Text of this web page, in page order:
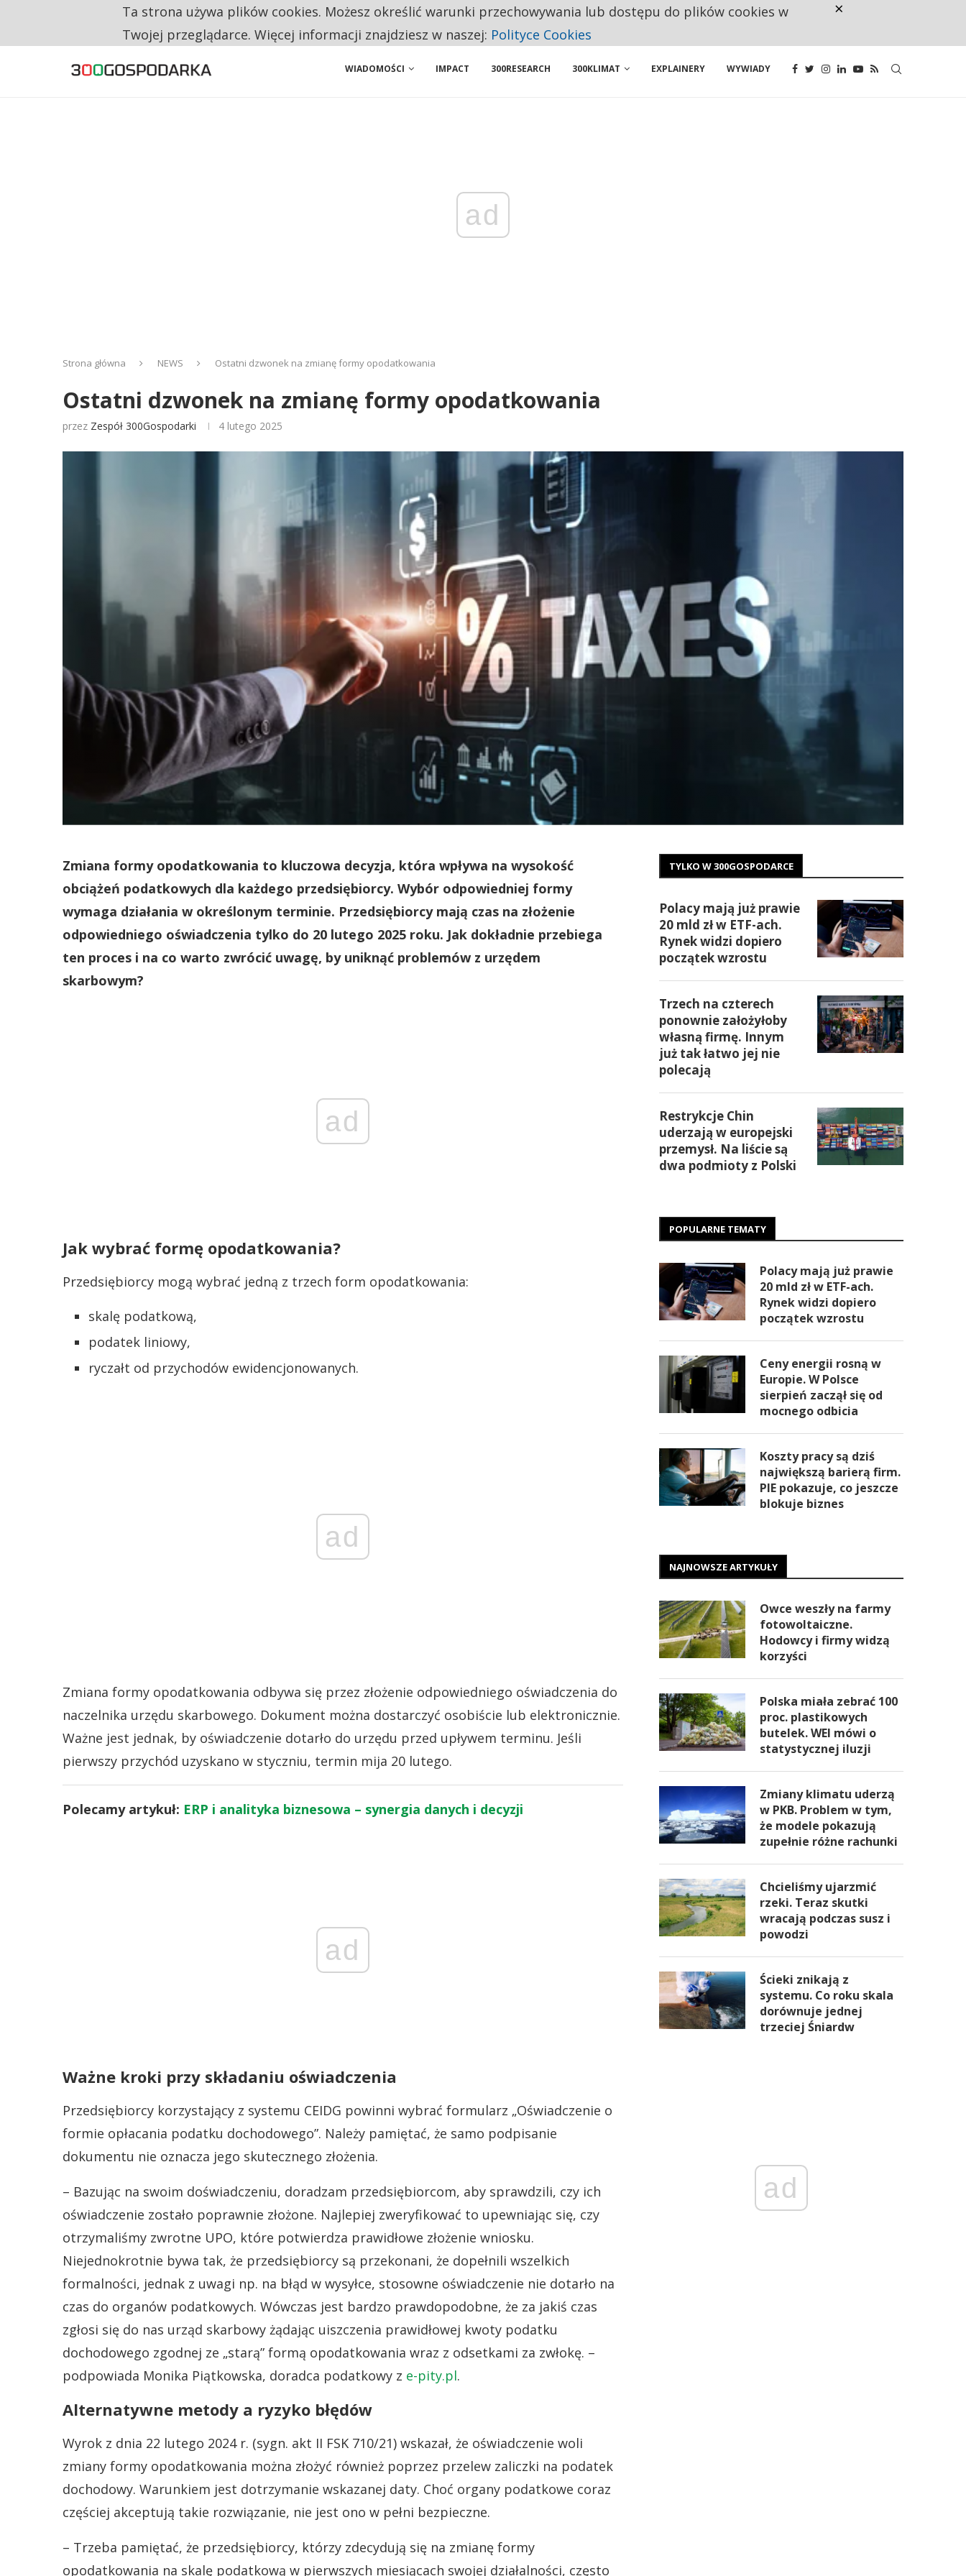
RESTRYKCJE CHIN UDERZAJĄ W EUROPEJSKI PRZEMYSŁ. NA LIŚCIE SĄ DWA PODMIOTY Z POLSKI
WIADOMOŚCI IMPACT 300RESEARCH 300KLIMAT EXPLAINERY WYWIADY
ad
Strona główna NEWS Ostatni dzwonek na zmianę formy opodatkowania
Ostatni dzwonek na zmianę formy opodatkowania
przez Zespół 300Gospodarki 4 lutego 2025
Zmiana formy opodatkowania to kluczowa decyzja, która wpływa na wysokość
obciążeń podatkowych dla każdego przedsiębiorcy. Wybór odpowiedniej formy
wymaga działania w określonym terminie. Przedsiębiorcy mają czas na złożenie
odpowiedniego oświadczenia tylko do 20 lutego 2025 roku. Jak dokładnie przebiega
ten proces i na co warto zwrócić uwagę, by uniknąć problemów z urzędem
skarbowym?
ad
Jak wybrać formę opodatkowania?
Przedsiębiorcy mogą wybrać jedną z trzech form opodatkowania:
skalę podatkową,
podatek liniowy,
ryczałt od przychodów ewidencjonowanych.
ad
Zmiana formy opodatkowania odbywa się przez złożenie odpowiedniego oświadczenia do
naczelnika urzędu skarbowego. Dokument można dostarczyć osobiście lub elektronicznie.
Ważne jest jednak, by oświadczenie dotarło do urzędu przed upływem terminu. Jeśli
pierwszy przychód uzyskano w styczniu, termin mija 20 lutego.
Polecamy artykuł: ERP i analityka biznesowa – synergia danych i decyzji
ad
Ważne kroki przy składaniu oświadczenia
Przedsiębiorcy korzystający z systemu CEIDG powinni wybrać formularz „Oświadczenie o
formie opłacania podatku dochodowego”. Należy pamiętać, że samo podpisanie
dokumentu nie oznacza jego skutecznego złożenia.
– Bazując na swoim doświadczeniu, doradzam przedsiębiorcom, aby sprawdzili, czy ich
oświadczenie zostało poprawnie złożone. Najlepiej zweryfikować to upewniając się, czy
otrzymaliśmy zwrotne UPO, które potwierdza prawidłowe złożenie wniosku.
Niejednokrotnie bywa tak, że przedsiębiorcy są przekonani, że dopełnili wszelkich
formalności, jednak z uwagi np. na błąd w wysyłce, stosowne oświadczenie nie dotarło na
czas do organów podatkowych. Wówczas jest bardzo prawdopodobne, że za jakiś czas
zgłosi się do nas urząd skarbowy żądając uiszczenia prawidłowej kwoty podatku
dochodowego zgodnej ze „starą” formą opodatkowania wraz z odsetkami za zwłokę. –
podpowiada Monika Piątkowska, doradca podatkowy z e-pity.pl.
Alternatywne metody a ryzyko błędów
Wyrok z dnia 22 lutego 2024 r. (sygn. akt II FSK 710/21) wskazał, że oświadczenie woli
zmiany formy opodatkowania można złożyć również poprzez przelew zaliczki na podatek
dochodowy. Warunkiem jest dotrzymanie wskazanej daty. Choć organy podatkowe coraz
częściej akceptują takie rozwiązanie, nie jest ono w pełni bezpieczne.
– Trzeba pamiętać, że przedsiębiorcy, którzy zdecydują się na zmianę formy
opodatkowania na skalę podatkową w pierwszych miesiącach swojej działalności, często
TYLKO W 300GOSPODARCE
Polacy mają już prawie
20 mld zł w ETF-ach.
Rynek widzi dopiero
początek wzrostu
Trzech na czterech
ponownie założyłoby
własną firmę. Innym
już tak łatwo jej nie
polecają
Restrykcje Chin
uderzają w europejski
przemysł. Na liście są
dwa podmioty z Polski
POPULARNE TEMATY
Polacy mają już prawie
20 mld zł w ETF-ach.
Rynek widzi dopiero
początek wzrostu
Ceny energii rosną w
Europie. W Polsce
sierpień zaczął się od
mocnego odbicia
Koszty pracy są dziś
największą barierą firm.
PIE pokazuje, co jeszcze
blokuje biznes
NAJNOWSZE ARTYKUŁY
Owce weszły na farmy
fotowoltaiczne.
Hodowcy i firmy widzą
korzyści
Polska miała zebrać 100
proc. plastikowych
butelek. WEI mówi o
statystycznej iluzji
Zmiany klimatu uderzą
w PKB. Problem w tym,
że modele pokazują
zupełnie różne rachunki
Chcieliśmy ujarzmić
rzeki. Teraz skutki
wracają podczas susz i
powodzi
Ścieki znikają z
systemu. Co roku skala
dorównuje jednej
trzeciej Śniardw
ad
Ta strona używa plików cookies. Możesz określić warunki przechowywania lub dostępu do plików cookies w
Twojej przeglądarce. Więcej informacji znajdziesz w naszej: Polityce Cookies
×